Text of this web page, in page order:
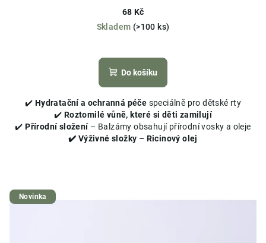
68 Kč
Skladem (>100 ks)
hodnocení
produktu
z
5
hvězdiček.
Do košíku
✔️ Hydratační a ochranná péče speciálně pro dětské rty
✔️ Roztomilé vůně, které si děti zamilují
✔️Přírodní složení– Balzámy obsahují přírodní vosky a oleje
✔️ Výživné složky – Ricinový olej
Novinka